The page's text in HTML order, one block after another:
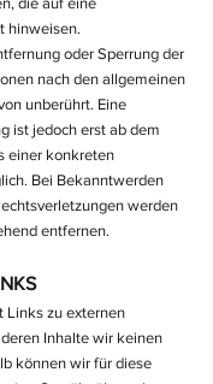
hinweisen.
oder Sperrung der
nach den allgemeinen
unberührt. Eine
ist jedoch erst ab dem
einer konkreten
Bei Bekanntwerden
werden
entfernen.
Links zu externen
Inhalte wir keinen
können wir für diese